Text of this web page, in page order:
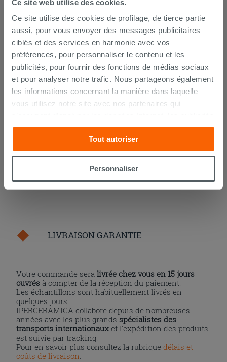
Ce site web utilise des cookies.
Ce site utilise des cookies de profilage, de tierce partie
aussi, pour vous envoyer des messages publicitaires
ciblés et des services en harmonie avec vos
préférences, pour personnaliser le contenu et les
publicités, pour fournir des fonctions de médias sociaux
et pour analyser notre trafic. Nous partageons également
les informations concernant la manière dans laquelle
vous utilisez notre site avec nos partenaires qui
et les réseaux sociaux. Lesdits partenaires pourraient
combiner ces informations avec d’autres que vous leur
avez fournies ou qu’ils ont recueillies à partir de votre
utilisation sur leurs services. Si vous souhaitez en savoir
cookies, ou à quelques-uns seulement,cliquez iciou
l'installation des cookies techniques uniquement.
Tout autoriser
Personnaliser
WC à poser Nolita rimless acier mat
452,90 € /PC
Commandable en magasin ou via le
service client
LIVRAISON GARANTIE
Votre commande seralivrée chez vous en 15 jours
ouvrés à compter de la réception du paiement.
Les échantillons sont habituellement livrés en
quelques jours.
IPERCERAMICA collabore depuis de nombreuses
années avec les plus grands spécialistes des
transports internationaux et l'expédition des produits
est suivie par tracking.
Pour en savoir plus consultez la rubriquedélais et
coûts de livraison.